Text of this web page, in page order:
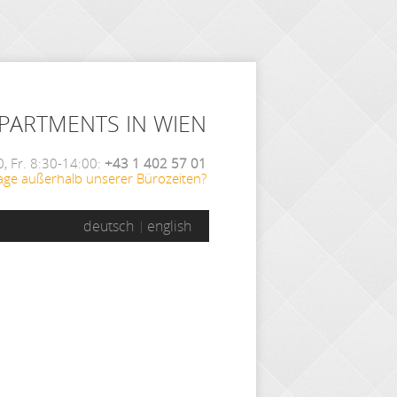
IN WIEN
Fr. 8:30-14:00: +43 1 402 57 01
außerhalb unserer Bürozeiten?
deutsch english